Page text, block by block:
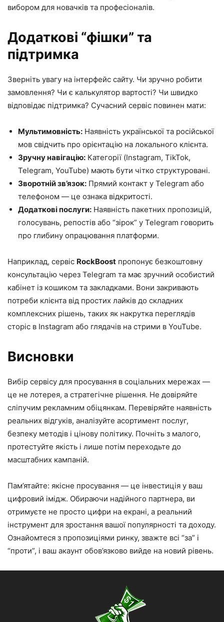
вибором для новачків та професіоналів.
Додаткові “фішки” та
підтримка
Зверніть увагу на інтерфейс сайту. Чи зручно робити
замовлення? Чи є калькулятор вартості? Чи швидко
відповідає підтримка? Сучасний сервіс повинен мати:
Мультимовність: Наявність української та російської
мов свідчить про орієнтацію на локального клієнта.
Зручну навігацію: Категорії (Instagram, TikTok,
Telegram, YouTube) мають бути чітко структуровані.
Зворотній зв’язок: Прямий контакт у Telegram або
телефоном — це ознака відкритості.
Додаткові послуги: Наявність пакетних пропозицій,
голосувань, репостів або “зірок” у Telegram говорить
про глибину опрацювання платформи.
Наприклад, сервіс RockBoost пропонує безкоштовну
консультацію через Telegram та має зручний особистий
кабінет із кошиком та закладками. Вони закривають
потреби клієнта від простих лайків до складних
комплексних рішень, таких як накрутка переглядів
сторіс в Instagram або глядачів на стрими в YouTube.
Висновки
Вибір сервісу для просування в соціальних мережах —
це не лотерея, а стратегічне рішення. Не довіряйте
сліпучим рекламним обіцянкам. Перевіряйте наявність
реальних відгуків, аналізуйте асортимент послуг,
безпеку методів і цінову політику. Почніть з малого,
протестуйте якість і лише потім переходьте до
масштабних кампаній.
Пам’ятайте: якісне просування — це інвестиція у ваш
цифровий імідж. Обираючи надійного партнера, ви
отримуєте не просто цифри на екрані, а реальний
інструмент для зростання вашої популярності та доходу.
Ознайомтеся з пропозиціями ринку, зважте всі “за” і
“проти”, і ваш акаунт обов’язково вийде на новий рівень.